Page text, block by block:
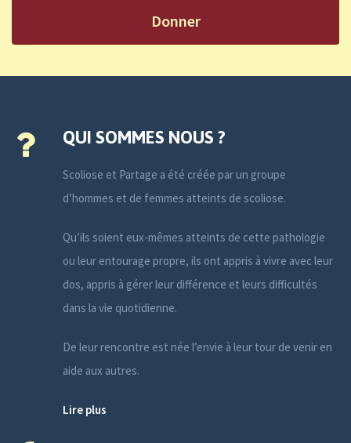
Donner
QUI SOMMES NOUS ?
Scoliose et Partage a été créée par un groupe
d’hommes et de femmes atteints de scoliose.
Qu’ils soient eux-mêmes atteints de cette pathologie
ou leur entourage propre, ils ont appris à vivre avec leur
dos, appris à gérer leur différence et leurs difficultés
dans la vie quotidienne.
De leur rencontre est née l’envie à leur tour de venir en
aide aux autres.
Lire plus